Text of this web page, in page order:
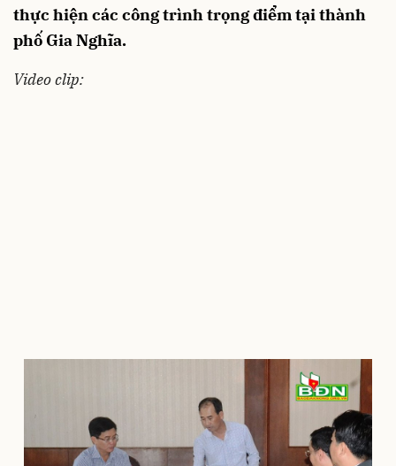
thực hiện các công trình trọng điểm tại thành
phố Gia Nghĩa.
Video clip: